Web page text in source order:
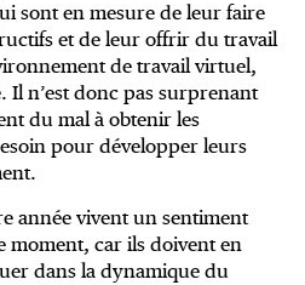
sont en mesure de leur faire
et de leur offrir du travail
de travail virtuel,
Il n’est donc pas surprenant
du mal à obtenir les
pour développer leurs
année vivent un sentiment
moment, car ils doivent en
dans la dynamique du